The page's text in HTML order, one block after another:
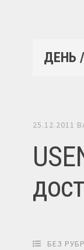
ДЕНЬ /
25.12.2011
БЕЗ